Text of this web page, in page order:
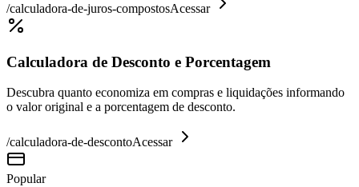
/calculadora-de-juros-compostosAcessar
Calculadora de Desconto e Porcentagem
Descubra quanto economiza em compras e liquidações informando
o valor original e a porcentagem de desconto.
/calculadora-de-descontoAcessar
Popular